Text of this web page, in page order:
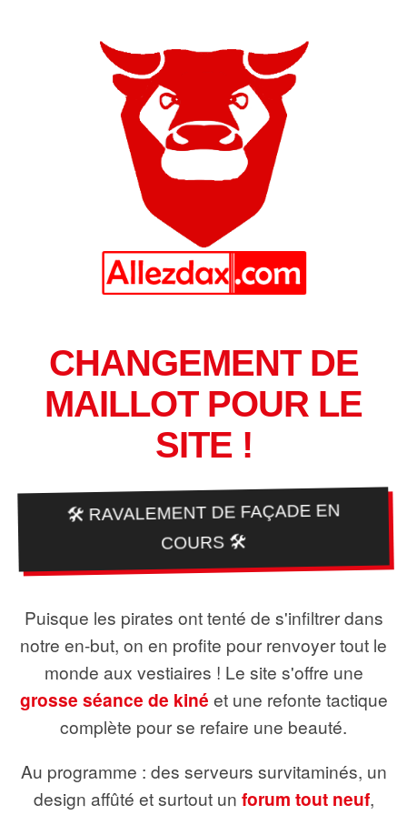
CHANGEMENT DE
MAILLOT POUR LE
SITE !
🛠️ RAVALEMENT DE FAÇADE EN
COURS 🛠️
Puisque les pirates ont tenté de s'infiltrer dans
notre en-but, on en profite pour renvoyer tout le
monde aux vestiaires ! Le site s'offre une
grosse séance de kiné et une refonte tactique
complète pour se refaire une beauté.
Au programme : des serveurs survitaminés, un
design affûté et surtout un forum tout neuf,